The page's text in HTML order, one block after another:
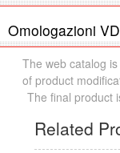
Omologazioni
The web catalog
of product
The final product
Related